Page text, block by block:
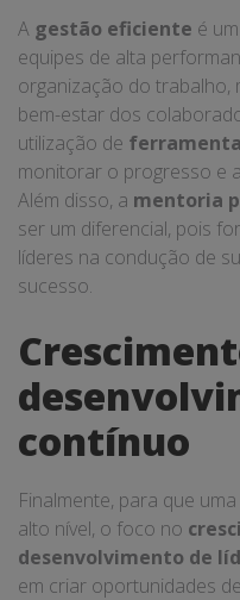
A gestão eficiente é
equipes de alta
organização do trabalho,
bem-estar dos
utilização de
monitorar o progresso e
Além disso, a mentoria
ser um diferencial, pois
líderes na condução de
sucesso.
contínuo
Finalmente, para que
alto nível, o foco no
desenvolvimento de
em criar oportunidades